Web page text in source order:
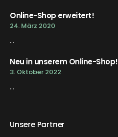
Online-Shop erweitert!
24. März 2020
...
Neu in unserem Online-Shop!
3. Oktober 2022
...
Unsere Partner